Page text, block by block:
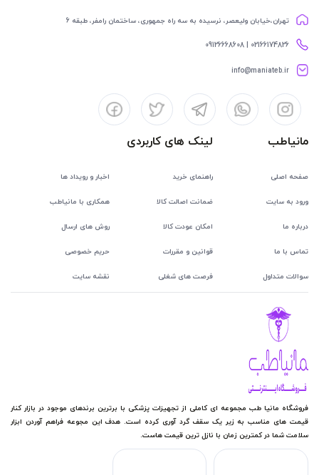
تهران،خیابان ولیعصر، نرسیده به سه راه جمهوری، ساختمان رامفر، طبقه 6
02166174826 | 09126668608
info@maniateb.ir
مانیاطب
صفحه اصلی
ورود به سایت
درباره ما
تماس با ما
سوالات متداول
لینک های کاربردی
راهنمای خرید اخبار و رویداد ها
ضمانت اصالت کالا همکاری با مانیاطب
امکان عودت کالا روش های ارسال
قوانین و مقررات حریم خصوصی
فرصت های شغلی نقشه سایت
فروشگاه مانیا طب مجموعه ای کاملی از تجهیزات پزشکی با برترین برندهای موجود در بازار کنار
قیمت های مناسب به زیر یک سقف گرد آوری کرده است. هدف این مجوعه فراهم آوردن ابزار
سلامت شما در کمترین زمان با نازل ترین قیمت هاست.